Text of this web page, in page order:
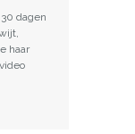
dagen
haar